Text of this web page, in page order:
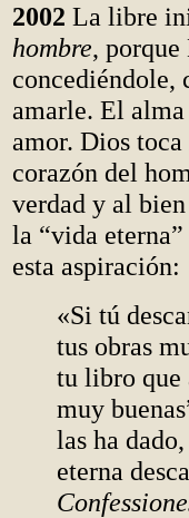
2002 La libre
hombre, porque
concediéndole,
amarle. El
amor. Dios
corazón del
verdad y al
la “vida
esta aspiración:
«Si tú
tus obras
tu libro que
muy
las ha
eterna